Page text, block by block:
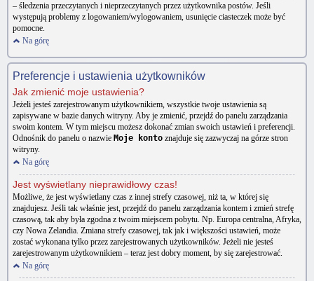
– śledzenia przeczytanych i nieprzeczytanych przez użytkownika postów. Jeśli
występują problemy z logowaniem/wylogowaniem, usunięcie ciasteczek może być
pomocne.
Na górę
Preferencje i ustawienia użytkowników
Jak zmienić moje ustawienia?
Jeżeli jesteś zarejestrowanym użytkownikiem, wszystkie twoje ustawienia są
zapisywane w bazie danych witryny. Aby je zmienić, przejdź do panelu zarządzania
swoim kontem. W tym miejscu możesz dokonać zmian swoich ustawień i preferencji.
Odnośnik do panelu o nazwie Moje konto znajduje się zazwyczaj na górze stron
witryny.
Na górę
Jest wyświetlany nieprawidłowy czas!
Możliwe, że jest wyświetlany czas z innej strefy czasowej, niż ta, w której się
znajdujesz. Jeśli tak właśnie jest, przejdź do panelu zarządzania kontem i zmień strefę
czasową, tak aby była zgodna z twoim miejscem pobytu. Np. Europa centralna, Afryka,
czy Nowa Zelandia. Zmiana strefy czasowej, tak jak i większości ustawień, może
zostać wykonana tylko przez zarejestrowanych użytkowników. Jeżeli nie jesteś
zarejestrowanym użytkownikiem – teraz jest dobry moment, by się zarejestrować.
Na górę